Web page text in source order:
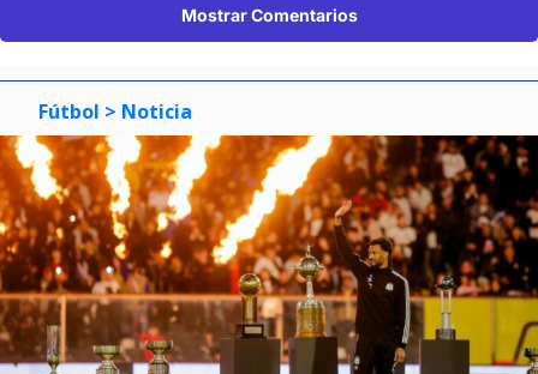
Mostrar Comentarios
Fútbol > Noticia